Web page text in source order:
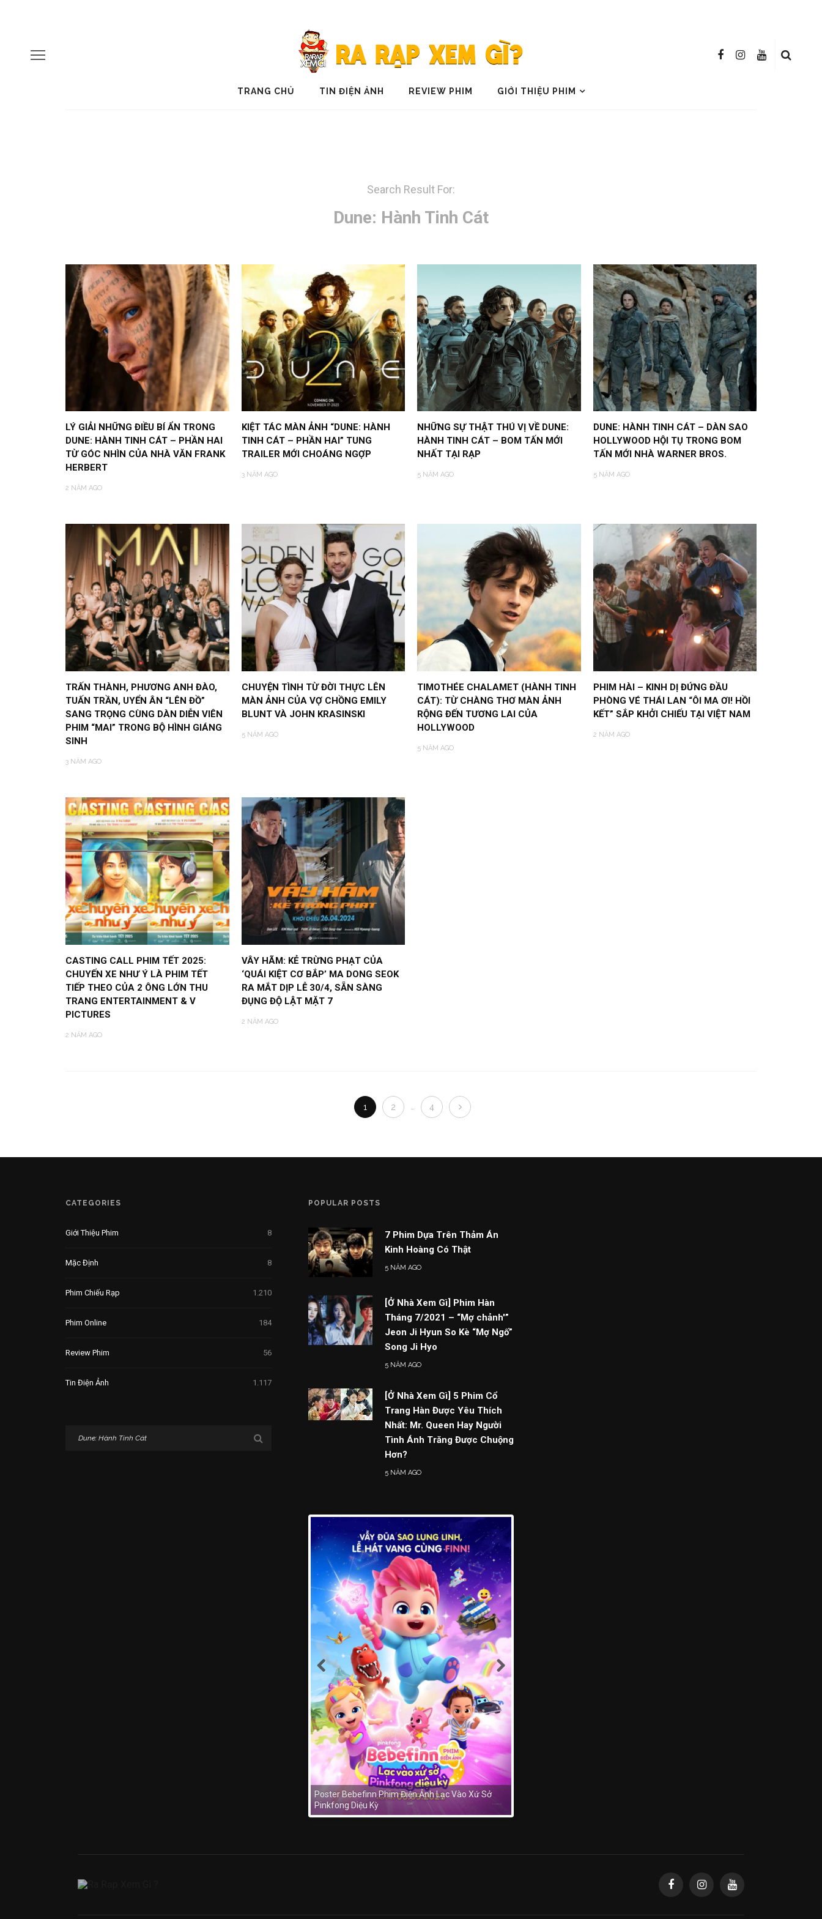
TRANG CHỦ TIN ĐIỆN ẢNH REVIEW PHIM GIỚI THIỆU PHIM
Search Result For:
Dune: Hành Tinh Cát
LÝ GIẢI NHỮNG ĐIỀU BÍ ẨN TRONG
DUNE: HÀNH TINH CÁT – PHẦN HAI
TỪ GÓC NHÌN CỦA NHÀ VĂN FRANK
HERBERT
2 NĂM AGO
KIỆT TÁC MÀN ẢNH “DUNE: HÀNH
TINH CÁT – PHẦN HAI” TUNG
TRAILER MỚI CHOÁNG NGỢP
3 NĂM AGO
NHỮNG SỰ THẬT THÚ VỊ VỀ DUNE:
HÀNH TINH CÁT – BOM TẤN MỚI
NHẤT TẠI RẠP
5 NĂM AGO
DUNE: HÀNH TINH CÁT – DÀN SAO
HOLLYWOOD HỘI TỤ TRONG BOM
TẤN MỚI NHÀ WARNER BROS.
5 NĂM AGO
TRẤN THÀNH, PHƯƠNG ANH ĐÀO,
TUẤN TRẦN, UYỂN ÂN “LÊN ĐỒ”
SANG TRỌNG CÙNG DÀN DIỄN VIÊN
PHIM “MAI” TRONG BỘ HÌNH GIÁNG
SINH
3 NĂM AGO
CHUYỆN TÌNH TỪ ĐỜI THỰC LÊN
MÀN ẢNH CỦA VỢ CHỒNG EMILY
BLUNT VÀ JOHN KRASINSKI
5 NĂM AGO
TIMOTHÉE CHALAMET (HÀNH TINH
CÁT): TỪ CHÀNG THƠ MÀN ẢNH
RỘNG ĐẾN TƯƠNG LAI CỦA
HOLLYWOOD
5 NĂM AGO
PHIM HÀI – KINH DỊ ĐỨNG ĐẦU
PHÒNG VÉ THÁI LAN “ÔI MA ƠI! HỒI
KẾT” SẮP KHỞI CHIẾU TẠI VIỆT NAM
2 NĂM AGO
CASTING CALL PHIM TẾT 2025:
CHUYẾN XE NHƯ Ý LÀ PHIM TẾT
TIẾP THEO CỦA 2 ÔNG LỚN THU
TRANG ENTERTAINMENT & V
PICTURES
2 NĂM AGO
VÂY HÃM: KẺ TRỪNG PHẠT CỦA
‘QUÁI KIỆT CƠ BẮP’ MA DONG SEOK
RA MẮT DỊP LỄ 30/4, SẴN SÀNG
ĐỤNG ĐỘ LẬT MẶT 7
2 NĂM AGO
1 2 4
CATEGORIES
Giới Thiệu Phim 8
Mặc Định 8
Phim Chiếu Rạp 1.210
Phim Online 184
Review Phim 56
Tin Điện Ảnh 1.117
POPULAR POSTS
7 Phim Dựa Trên Thảm Án
Kinh Hoàng Có Thật
5 NĂM AGO
[Ở Nhà Xem Gì] Phim Hàn
Tháng 7/2021 – “Mợ chảnh'”
Jeon Ji Hyun So Kè “Mợ Ngố”
Song Ji Hyo
5 NĂM AGO
[Ở Nhà Xem Gì] 5 Phim Cổ
Trang Hàn Được Yêu Thích
Nhất: Mr. Queen Hay Người
Tình Ánh Trăng Được Chuộng
Hơn?
5 NĂM AGO
Poster Bebefinn Phim Điện Ảnh Lạc Vào Xứ Sở
Pinkfong Diệu Kỳ